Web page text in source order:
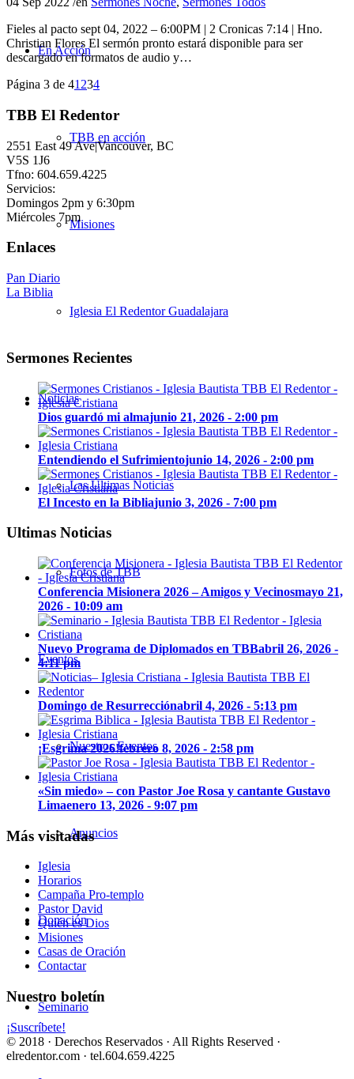
En Acción
TBB en acción
Misiones
Iglesia El Redentor Guadalajara
Noticias
Las Últimas Noticias
Fotos de TBB
Eventos
Nuestros Eventos
Anuncios
Donación
Seminario
Fieles al pacto sept 04, 2022 – 6:00PM | 2 Cronicas 7:14 | Hno.
Christian Flores El sermón pronto estará disponible para ser
descargado en formatos de audio y…
Página 3 de 41 234
TBB El Redentor
2551 East 49 Ave|Vancouver, BC
V5S 1J6
Tfno: 604.659.4225
Servicios:
Domingos 2pm y 6:30pm
Miércoles 7pm
Enlaces
Pan Diario
La Biblia
Sermones Recientes
Dios guardó mi almajunio 21, 2026 - 2:00 pm
Entendiendo el Sufrimientojunio 14, 2026 - 2:00 pm
El Incesto en la Bibliajunio 3, 2026 - 7:00 pm
Ultimas Noticias
Conferencia Misionera 2026 – Amigos y Vecinosmayo 21,
2026 - 10:09 am
Nuevo Programa de Diplomados en TBBabril 26, 2026 -
4:11 pm
Domingo de Resurrecciónabril 4, 2026 - 5:13 pm
¡Esgrima 2026!febrero 8, 2026 - 2:58 pm
«Sin miedo» – con Pastor Joe Rosa y cantante Gustavo
Limaenero 13, 2026 - 9:07 pm
Más visitadas
Iglesia
Horarios
Campaña Pro-templo
Pastor David
Quién es Dios
Misiones
Casas de Oración
Contactar
Nuestro boletín
¡Suscríbete!
© 2018 · Derechos Reservados · All Rights Reserved ·
elredentor.com · tel.604.659.4225